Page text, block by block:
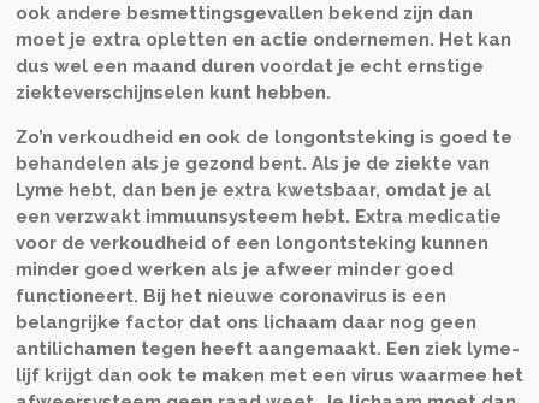
ook andere besmettingsgevallen bekend zijn dan
moet je extra opletten en actie ondernemen. Het kan
dus wel een maand duren voordat je echt ernstige
ziekteverschijnselen kunt hebben.
Zo’n verkoudheid en ook de longontsteking is goed te
behandelen als je gezond bent. Als je de ziekte van
Lyme hebt, dan ben je extra kwetsbaar, omdat je al
een verzwakt immuunsysteem hebt. Extra medicatie
voor de verkoudheid of een longontsteking kunnen
minder goed werken als je afweer minder goed
functioneert. Bij het nieuwe coronavirus is een
belangrijke factor dat ons lichaam daar nog geen
antilichamen tegen heeft aangemaakt. Een ziek lyme-
lijf krijgt dan ook te maken met een virus waarmee het